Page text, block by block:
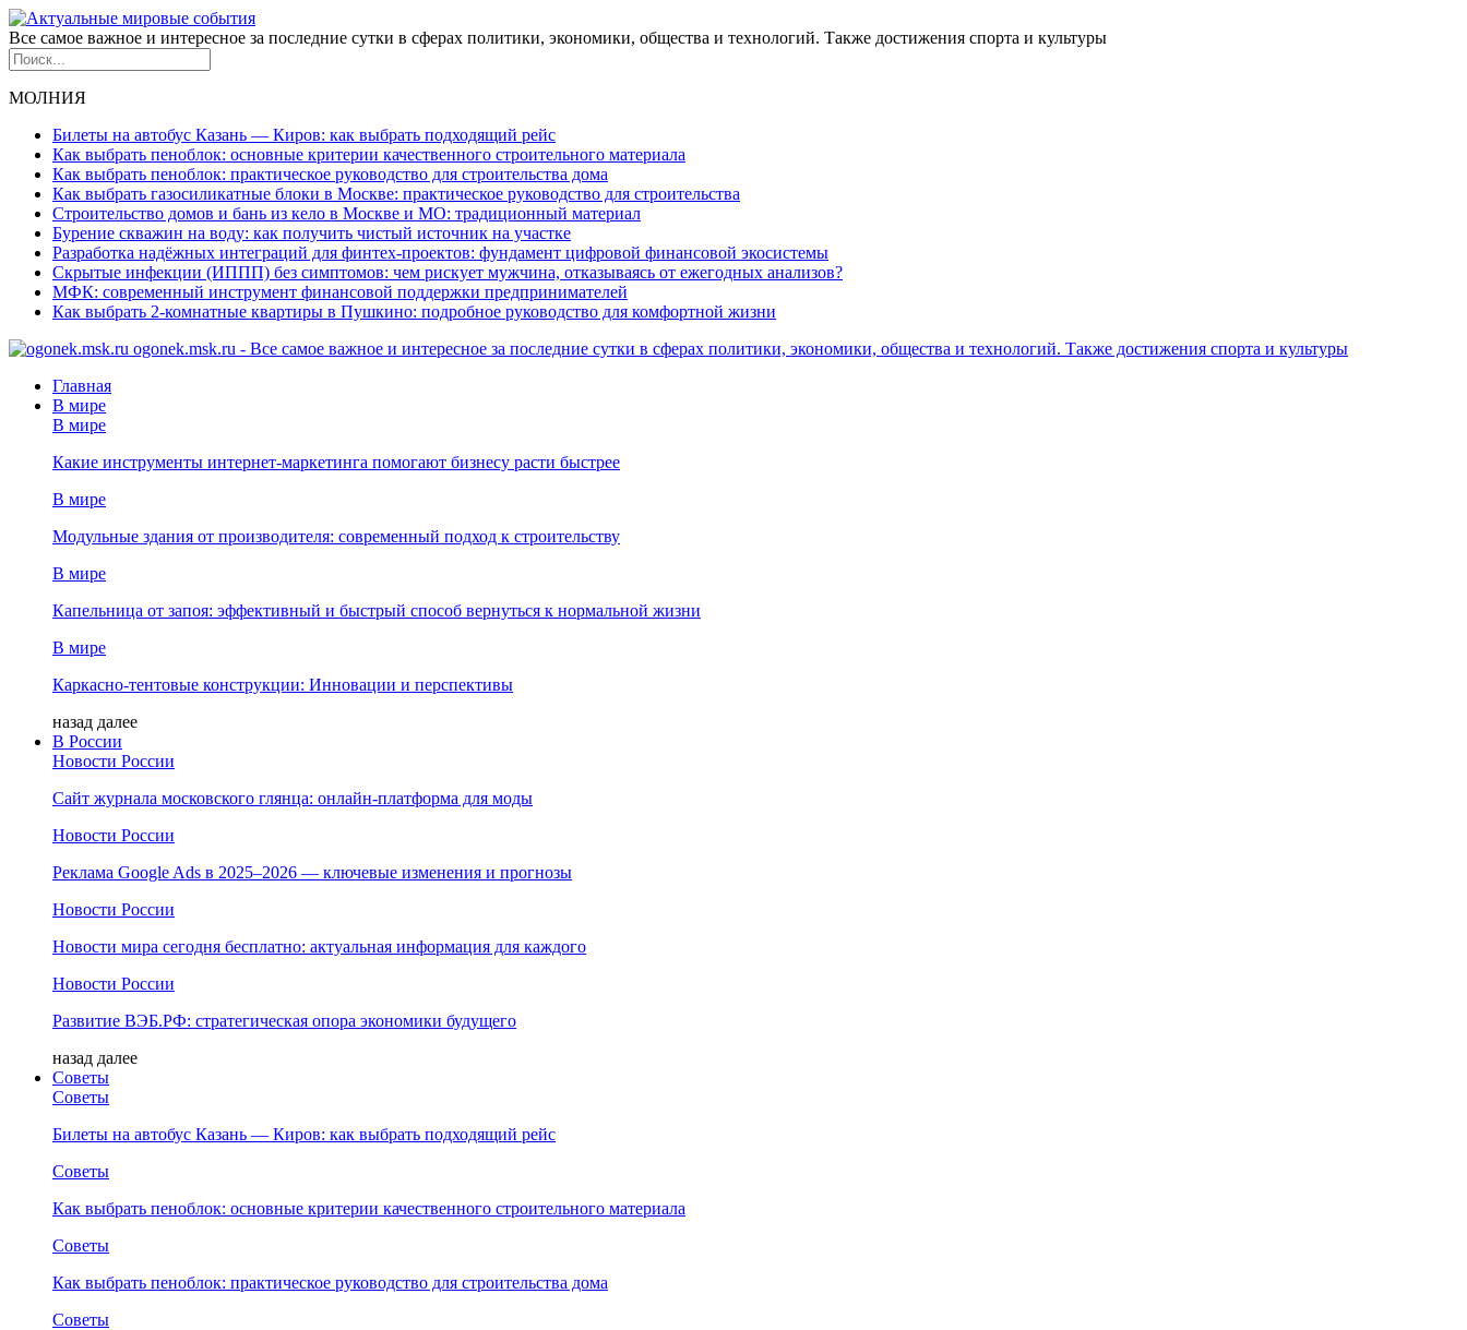
Все самое важное и интересное за последние сутки в сферах политики, экономики, общества и технологий. Также достижения спорта и культуры
МОЛНИЯ
Билеты на автобус Казань — Киров: как выбрать подходящий рейс
Как выбрать пеноблок: основные критерии качественного строительного материала
Как выбрать пеноблок: практическое руководство для строительства дома
Как выбрать газосиликатные блоки в Москве: практическое руководство для строительства
Строительство домов и бань из кело в Москве и МО: традиционный материал
Бурение скважин на воду: как получить чистый источник на участке
Разработка надёжных интеграций для финтех-проектов: фундамент цифровой финансовой экосистемы
Скрытые инфекции (ИППП) без симптомов: чем рискует мужчина, отказываясь от ежегодных анализов?
МФК: современный инструмент финансовой поддержки предпринимателей
Как выбрать 2-комнатные квартиры в Пушкино: подробное руководство для комфортной жизни
ogonek.msk.ru - Все самое важное и интересное за последние сутки в сферах политики, экономики, общества и технологий. Также достижения спорта и культуры
Главная
В мире
В мире
Какие инструменты интернет-маркетинга помогают бизнесу расти быстрее
В мире
Модульные здания от производителя: современный подход к строительству
В мире
Капельница от запоя: эффективный и быстрый способ вернуться к нормальной жизни
В мире
Каркасно-тентовые конструкции: Инновации и перспективы
назад далее
В России
Новости России
Сайт журнала московского глянца: онлайн‑платформа для моды
Новости России
Реклама Google Ads в 2025–2026 — ключевые изменения и прогнозы
Новости России
Новости мира сегодня бесплатно: актуальная информация для каждого
Новости России
Развитие ВЭБ.РФ: стратегическая опора экономики будущего
назад далее
Советы
Советы
Билеты на автобус Казань — Киров: как выбрать подходящий рейс
Советы
Как выбрать пеноблок: основные критерии качественного строительного материала
Советы
Как выбрать пеноблок: практическое руководство для строительства дома
Советы